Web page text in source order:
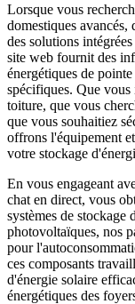
Lorsque vous
domestiques
des solutions
site web fournit des
énergétiques de
spécifiques. Que vous
toiture, que vous
que vous souhaitiez
offrons l'équipement
votre stockage
En vous engageant
chat en direct, vous
systèmes de stockage
photovoltaïques, nos
pour
ces composants
d'énergie solaire
énergétiques des